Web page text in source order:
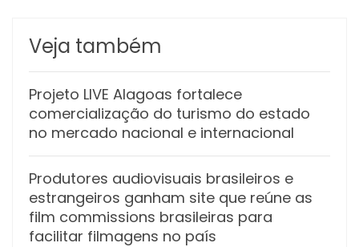
Veja também
Projeto LIVE Alagoas fortalece
comercialização do turismo do estado
no mercado nacional e internacional
Produtores audiovisuais brasileiros e
estrangeiros ganham site que reúne as
film commissions brasileiras para
facilitar filmagens no país